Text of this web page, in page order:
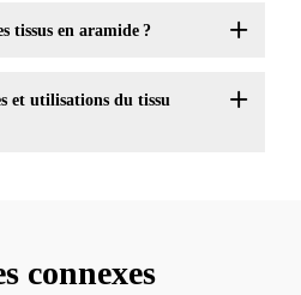
tissus en aramide ?
et utilisations du tissu
connexes